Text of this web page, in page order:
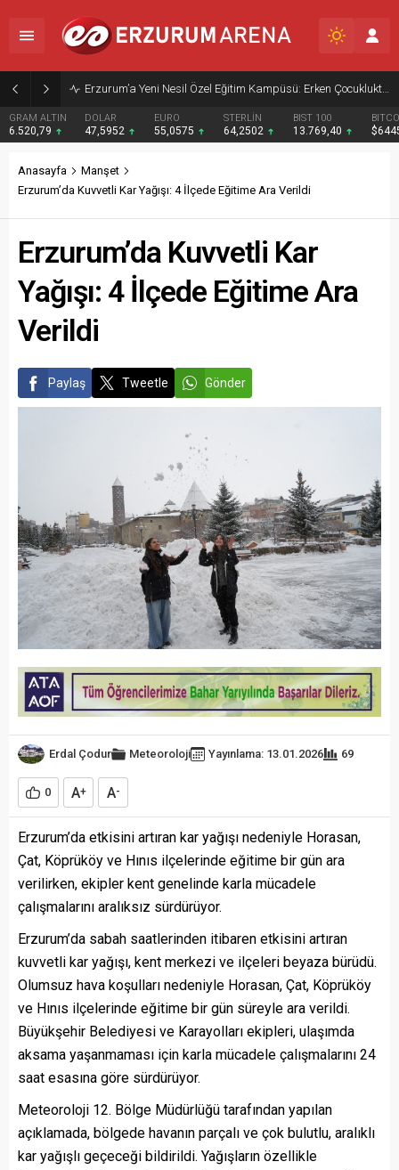
Erzurum’a Yeni Nesil Özel Eğitim Kampüsü: Erken Çocukluktan Mesleki Eğitime Kapsamlı Destek
GRAM ALTIN
6.520,79
DOLAR
47,5952
EURO
55,0575
STERLİN
64,2502
BIST 100
13.769,40
Anasayfa
Manşet
Erzurum’da Kuvvetli Kar Yağışı: 4 İlçede Eğitime Ara Verildi
Erzurum’da Kuvvetli Kar
Yağışı: 4 İlçede Eğitime Ara
Verildi
Paylaş Tweetle Gönder
Erdal Çodur Meteoroloji Yayınlama: 13.01.2026 69
0 A+ A-
Erzurum’da etkisini artıran kar yağışı nedeniyle Horasan,
Çat, Köprüköy ve Hınıs ilçelerinde eğitime bir gün ara
verilirken, ekipler kent genelinde karla mücadele
çalışmalarını aralıksız sürdürüyor.
Erzurum’da sabah saatlerinden itibaren etkisini artıran
kuvvetli kar yağışı, kent merkezi ve ilçeleri beyaza bürüdü.
Olumsuz hava koşulları nedeniyle Horasan, Çat, Köprüköy
ve Hınıs ilçelerinde eğitime bir gün süreyle ara verildi.
Büyükşehir Belediyesi ve Karayolları ekipleri, ulaşımda
aksama yaşanmaması için karla mücadele çalışmalarını 24
saat esasına göre sürdürüyor.
Meteoroloji 12. Bölge Müdürlüğü tarafından yapılan
açıklamada, bölgede havanın parçalı ve çok bulutlu, aralıklı
kar yağışlı geçeceği bildirildi. Yağışların özellikle